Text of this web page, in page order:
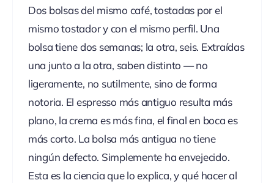
Dos bolsas del mismo café, tostadas por el
mismo tostador y con el mismo perfil. Una
bolsa tiene dos semanas; la otra, seis. Extraídas
una junto a la otra, saben distinto — no
ligeramente, no sutilmente, sino de forma
notoria. El espresso más antiguo resulta más
plano, la crema es más fina, el final en boca es
más corto. La bolsa más antigua no tiene
ningún defecto. Simplemente ha envejecido.
Esta es la ciencia que lo explica, y qué hacer al